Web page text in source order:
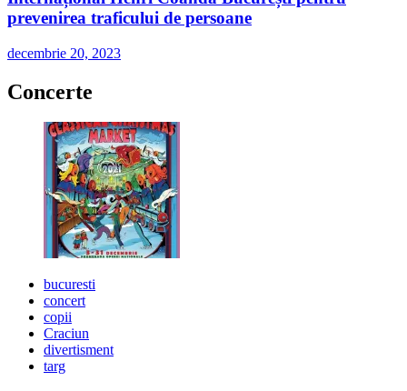
prevenirea traficului de persoane
decembrie 20, 2023
Concerte
bucuresti
concert
copii
Craciun
divertisment
targ